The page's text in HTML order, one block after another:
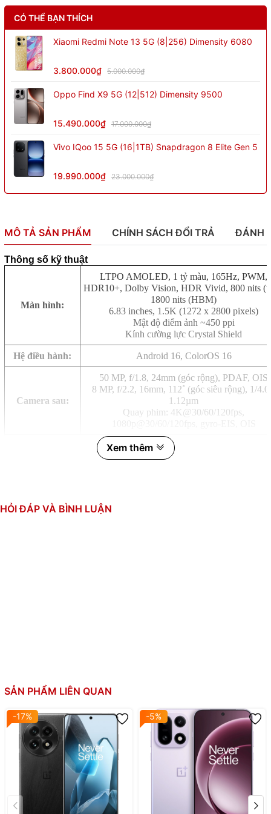
CÓ THỂ BẠN THÍCH
Xiaomi Redmi Note 13 5G (8|256) Dimensity 6080
3.800.000₫ 5.000.000₫
Oppo Find X9 5G (12|512) Dimensity 9500
15.490.000₫ 17.000.000₫
Vivo IQoo 15 5G (16|1TB) Snapdragon 8 Elite Gen 5
19.990.000₫ 23.000.000₫
MÔ TẢ SẢN PHẨM CHÍNH SÁCH ĐỔI TRẢ ĐÁNH
Thông số kỹ thuật
Màn hình:
LTPO AMOLED, 1 tỷ màu, 165Hz, PWM,
HDR10+, Dolby Vision, HDR Vivid, 800 nits
1800 nits (HBM)
6.83 inches, 1.5K (1272 x 2800 pixels)
Mật độ điểm ảnh ~450 ppi
Kính cường lực Crystal Shield
Hệ điều hành: Android 16, ColorOS 16
Camera sau:
50 MP, f/1.8, 24mm (góc rộng), PDAF, OIS
8 MP, f/2.2, 16mm, 112˚ (góc siêu rộng), 1/
1.12µm
Quay phim: 4K@30/60/120fps,
16 MP, f/2.4, 23mm (góc rộng), 1/3", 1.0µm
HDR, panorama
CPU:
Thiết kế:
💥 OnePlus Ace 6 –
Snapdragon 8 Elite –
Xem thêm
HỎI ĐÁP VÀ BÌNH LUẬN
SẢN PHẨM LIÊN QUAN
-17% -5%